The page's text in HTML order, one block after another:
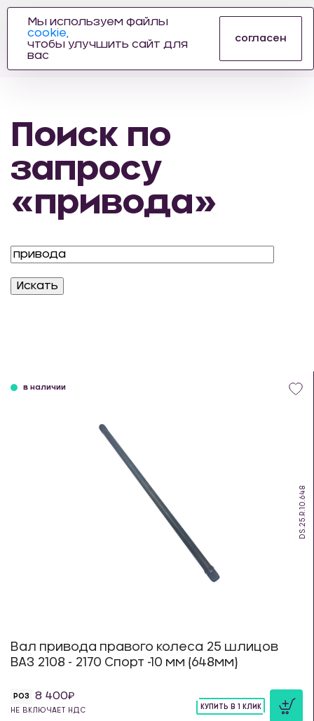
АВТОЗАПЧАСТЕЙ
Поиск по
запросу
«привода»
DS.25.R.10.648
в наличии
Вал привода правого колеса 25 шлицов
ВАЗ 2108 - 2170 Спорт -10 мм (648мм)
РОЗ 8 400
НЕ ВКЛЮЧАЕТ НДС
КУПИТЬ В 1 КЛИК
Мы используем файлы
cookie,
чтобы улучшить сайт для
вас
согласен